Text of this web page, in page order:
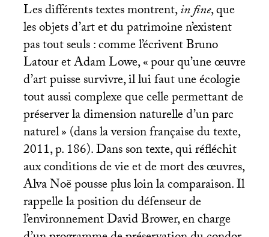
Les différents textes montrent,in fine, que
les objets d’art et du patrimoine n’existent
pas tout seuls : comme l’écrivent Bruno
Latour et Adam Lowe, «pour qu’une œuvre
d’art puisse survivre, il lui faut une écologie
tout aussi complexe que celle permettant de
préserver la dimension naturelle d’un parc
naturel» (dans la version française du texte,
2011, p. 186). Dans son texte, qui réfléchit
aux conditions de vie et de mort des œuvres,
Alva Noë pousse plus loin la comparaison. Il
rappelle la position du défenseur de
l’environnement David Brower, en charge